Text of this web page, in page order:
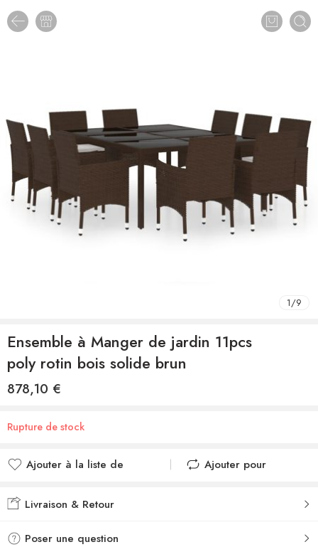
1/9
Ensemble à Manger de jardin 11pcs
poly rotin bois solide brun
878,10 €
Rupture de stock
Ajouter à la liste de
Ajouté à la liste de
Ajouter pour
Livraison & Retour
Poser une question